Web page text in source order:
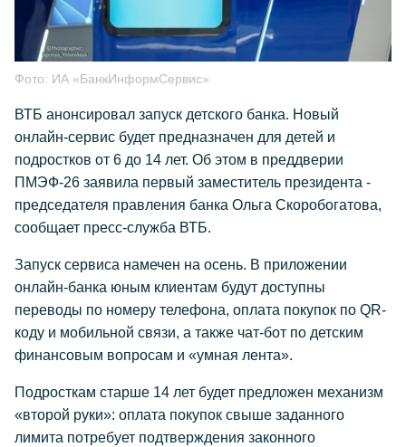
Фото: ИА «БанкИнформСервис»
ВТБ анонсировал запуск детского банка. Новый
онлайн-сервис будет предназначен для детей и
подростков от 6 до 14 лет. Об этом в преддверии
ПМЭФ-26 заявила первый заместитель президента -
председателя правления банка Ольга Скоробогатова,
сообщает пресс-служба ВТБ.
Запуск сервиса намечен на осень. В приложении
онлайн-банка юным клиентам будут доступны
переводы по номеру телефона, оплата покупок по QR-
коду и мобильной связи, а также чат-бот по детским
финансовым вопросам и «умная лента».
Подросткам старше 14 лет будет предложен механизм
«второй руки»: оплата покупок свыше заданного
лимита потребует подтверждения законного